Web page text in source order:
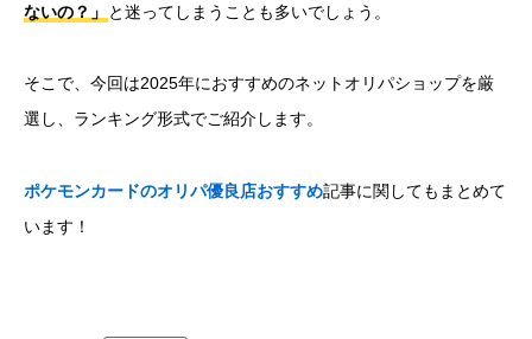
ないの？」
と迷ってしまうことも多いでしょう。
そこで、今回は2025年におすすめのネットオリパショップを厳
選し、ランキング形式でご紹介します。
ポケモンカードのオリパ優良店おすすめ記事に関してもまとめて
います！